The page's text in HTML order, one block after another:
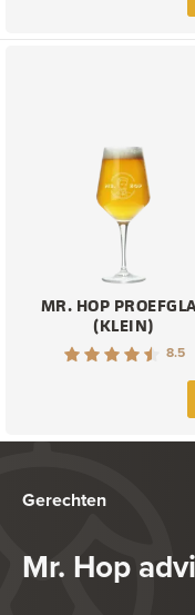
MR. HOP
(KLEIN)
8.5
Gerechten
Mr. Hop